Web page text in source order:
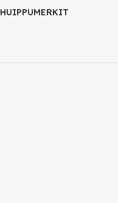
HUIPPUMERKIT